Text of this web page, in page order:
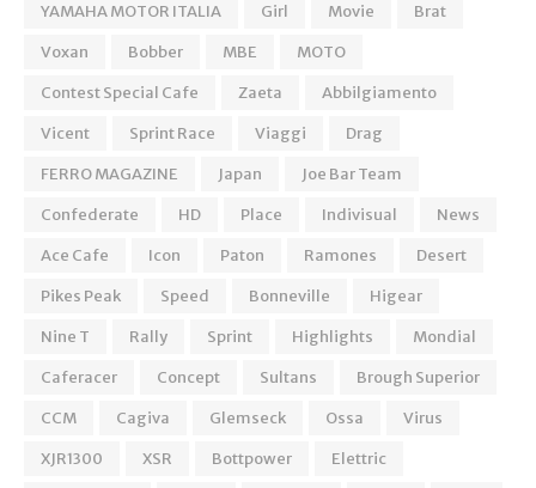
YAMAHA MOTOR ITALIA
Girl Movie
Brat
Voxan
Bobber MBE
MOTO
Contest Special Cafe
Zaeta
Abbilgiamento
Vicent
Sprint Race Viaggi
Drag
FERRO MAGAZINE
Japan
Joe Bar Team
Confederate
HD Place Indivisual
News
Ace Cafe
Icon Paton Ramones
Desert
Pikes Peak
Speed Bonneville
Higear
Nine T
Rally Sprint Highlights
Mondial
Caferacer
Concept Sultans
Brough Superior
CCM
Cagiva Glemseck Ossa
Virus
XJR1300
XSR Bottpower
Elettric